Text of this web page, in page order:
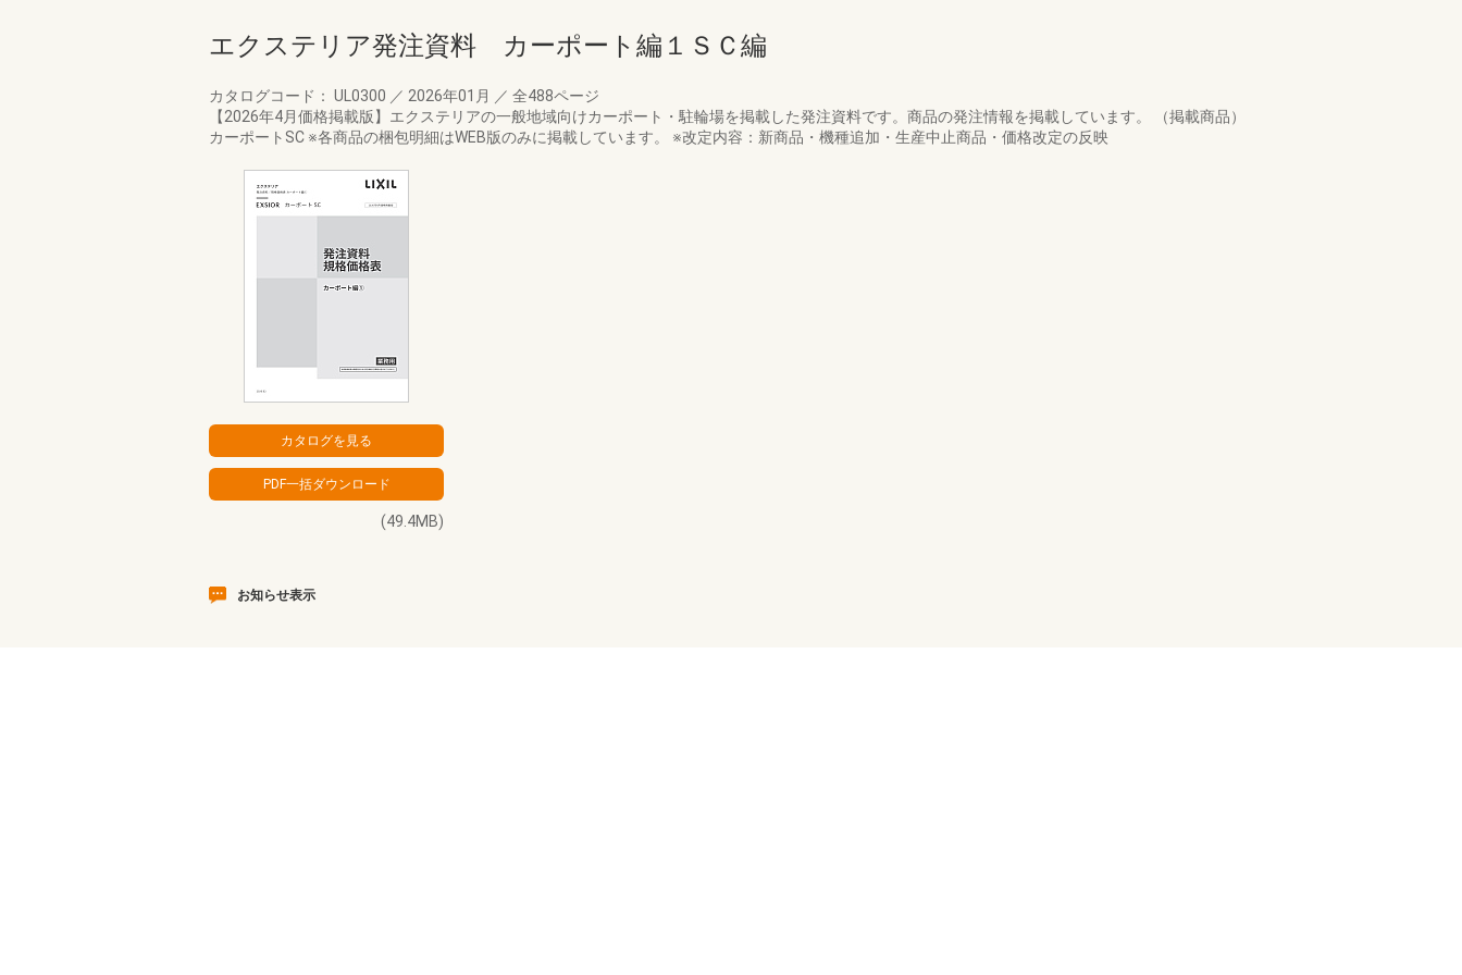
エクステリア発注資料 カーポート編１ＳＣ編
カタログコード： UL0300 ／ 2026年01月 ／ 全488ページ
【2026年4月価格掲載版】エクステリアの一般地域向けカーポート・駐輪場を掲載した発注資料です。商品の発注情報を掲載しています。 （掲載商品）
カーポートSC ※各商品の梱包明細はWEB版のみに掲載しています。 ※改定内容：新商品・機種追加・生産中止商品・価格改定の反映
(49.4MB)
お知らせ表示